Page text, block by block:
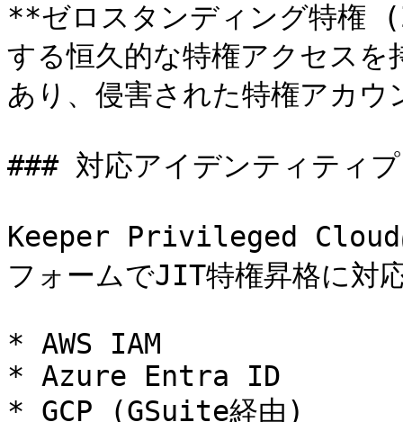
**ゼロスタンディング特権
する恒久的な特権アクセス
あり、侵害された特権アカ
### 対応アイデンティティ
Keeper Privileged Cloud
フォームでJIT特権昇格に対
* AWS IAM
* Azure Entra ID
* GCP (GSuite経由)